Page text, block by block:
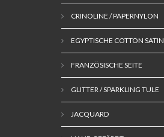
CRINOLINE / PAPERNYLON
EGYPTISCHE COTTON SATIN
FRANZÖSISCHE SEITE
GLITTER / SPARKLING TULE
JACQUARD